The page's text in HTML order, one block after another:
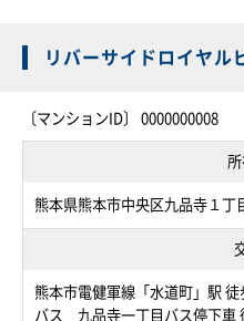
リバーサイドロイヤル
〔マンションID〕 0000000008
熊本県熊本市中央区九品寺１丁
熊本市電健軍線「水道町」駅 徒
バス 九品寺一丁目バス停下車